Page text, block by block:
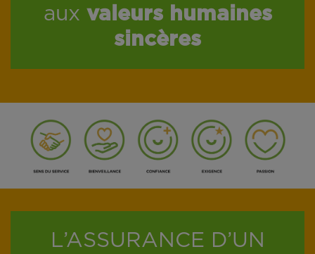
aux valeurs humaines
sincères
L’ASSURANCE D’UN